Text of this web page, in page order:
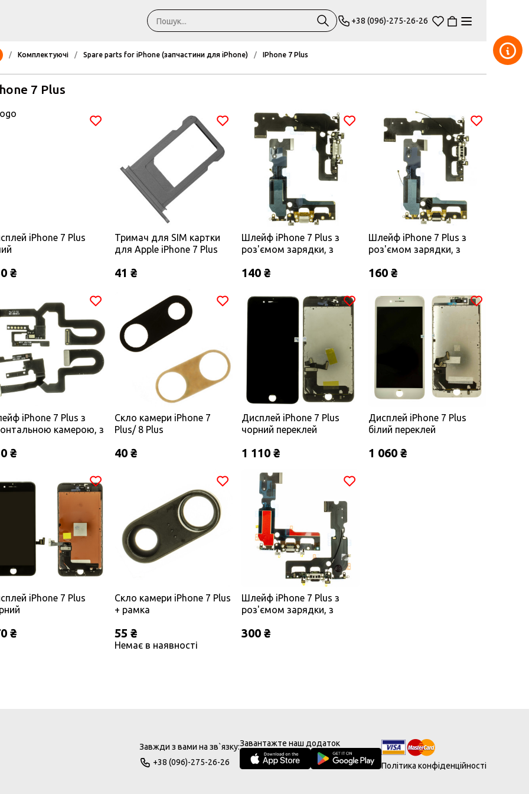
+38 (096)-275-26-26
/ Комплектуючі / Spare parts for iPhone (запчастини для iPhone) / IPhone 7 Plus
7 Plus
iPhone 7 Plus
₴
Тримач для SIM картки
для Apple iPhone 7 Plus
41 ₴
Шлейф iPhone 7 Plus з
роз'ємом зарядки, з
140 ₴
Шлейф iPhone 7 Plus з
роз'ємом зарядки, з
160 ₴
iPhone 7 Plus з
камерою, з
₴
Скло камери iPhone 7
Plus/ 8 Plus
40 ₴
Дисплей iPhone 7 Plus
чорний переклей
1 110 ₴
Дисплей iPhone 7 Plus
білий переклей
1 060 ₴
iPhone 7 Plus
₴
Скло камери iPhone 7 Plus
+ рамка
55 ₴
Немає в наявності
Шлейф iPhone 7 Plus з
роз'ємом зарядки, з
(оригінал PRC)
300 ₴
Завжди з вами на зв`язку:
+38 (096)-275-26-26
Завантажте наш додаток
Політика конфіденційності